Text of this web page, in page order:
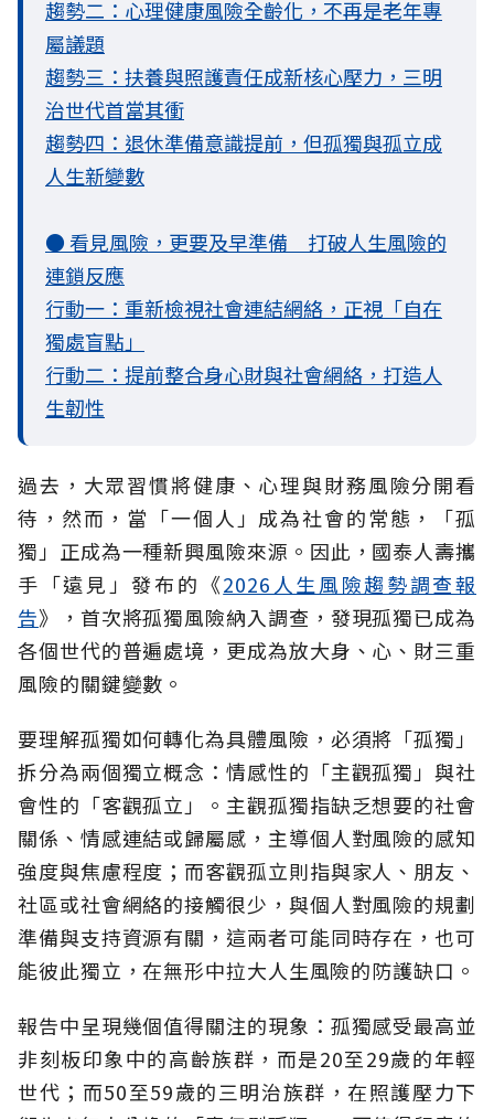
趨勢二：心理健康風險全齡化，不再是老年專
屬議題
趨勢三：扶養與照護責任成新核心壓力，三明
治世代首當其衝
趨勢四：退休準備意識提前，但孤獨與孤立成
人生新變數
● 看見風險，更要及早準備 打破人生風險的
連鎖反應
行動一：重新檢視社會連結網絡，正視「自在
獨處盲點」
行動二：提前整合身心財與社會網絡，打造人
生韌性
過去，大眾習慣將健康、心理與財務風險分開看
待，然而，當「一個人」成為社會的常態，「孤
獨」正成為一種新興風險來源。因此，國泰人壽攜
手「遠見」發布的《2026人生風險趨勢調查報
告》，首次將孤獨風險納入調查，發現孤獨已成為
各個世代的普遍處境，更成為放大身、心、財三重
風險的關鍵變數。
要理解孤獨如何轉化為具體風險，必須將「孤獨」
拆分為兩個獨立概念：情感性的「主觀孤獨」與社
會性的「客觀孤立」。主觀孤獨指缺乏想要的社會
關係、情感連結或歸屬感，主導個人對風險的感知
強度與焦慮程度；而客觀孤立則指與家人、朋友、
社區或社會網絡的接觸很少，與個人對風險的規劃
準備與支持資源有關，這兩者可能同時存在，也可
能彼此獨立，在無形中拉大人生風險的防護缺口。
報告中呈現幾個值得關注的現象：孤獨感受最高並
非刻板印象中的高齡族群，而是20至29歲的年輕
世代；而50至59歲的三明治族群，在照護壓力下